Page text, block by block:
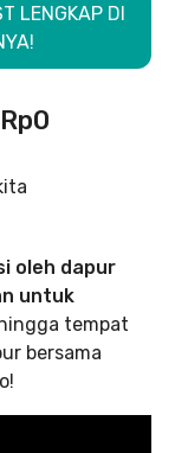
LENGKAP DI
oleh dapur
untuk
tempat
bersama